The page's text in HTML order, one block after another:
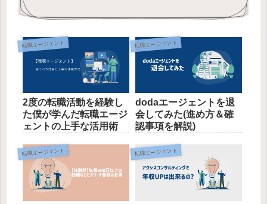
転職エージェント
2度の転職活動を経験し
た僕が学んだ転職エージ
ェントの上手な活用術
転職エージェント
dodaエージェントを退
会してみた(進め方＆確
認事項を解説)
転職エージェント 転職エージェント